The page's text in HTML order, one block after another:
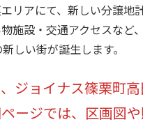
リアにて、新しい分譲地
施設・交通アクセスなど
しい街が誕生します。
ジョイナス篠栗町
ージでは、区画図